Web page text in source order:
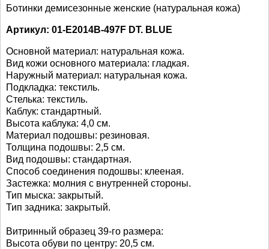
Ботинки демисезонные женские (натуральная кожа)
Артикул: 01-E2014B-497F DT. BLUE
Основной материал: натуральная кожа.
Вид кожи основного материала: гладкая.
Наружный материал: натуральная кожа.
Подкладка: текстиль.
Стелька: текстиль.
Каблук: стандартный.
Высота каблука: 4,0 см.
Материал подошвы: резиновая.
Толщина подошвы: 2,5 см.
Вид подошвы: стандартная.
Способ соединения подошвы: клееная.
Застежка: молния с внутренней стороны.
Тип мыска: закрытый.
Тип задника: закрытый.
Витринный образец 39-го размера:
Высота обуви по центру: 20,5 см.